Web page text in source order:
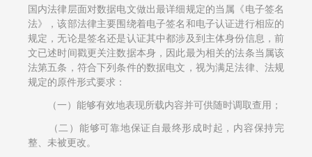
国内法律层面对数据电文做出最详细规定的当属《电子签名
法》，该部法律主要围绕着电子签名和电子认证进行相应的
规定，无论是签名还是认证其中都涉及到主体身份信息，前
文已述时间戳更关注数据本身，因此最为相关的法条当属该
法第五条，符合下列条件的数据电文，视为满足法律、法规
规定的原件形式要求：
（一）能够有效地表现所载内容并可供随时调取查用；
（二）能够可靠地保证自最终形成时起，内容保持完
整、未被更改。